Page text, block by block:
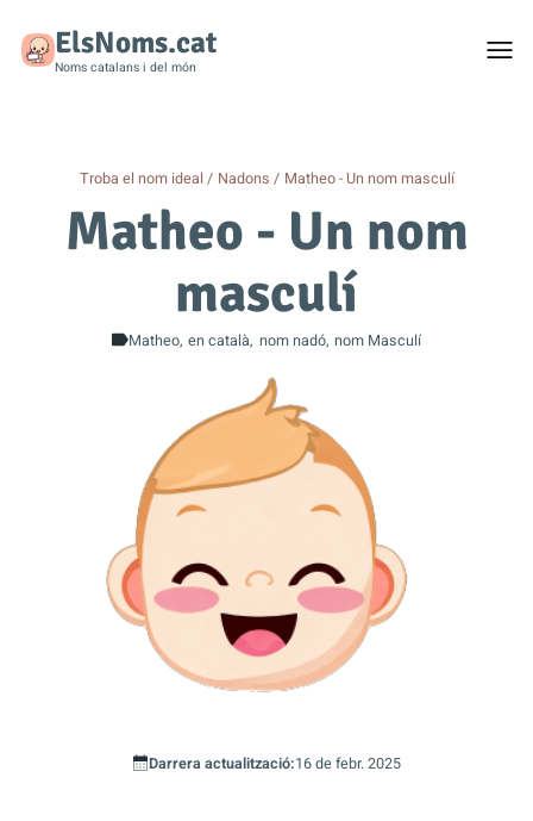
ElsNoms.cat
Noms catalans i del món
Troba el nom ideal Nadons Matheo - Un nom masculí
Matheo - Un nom
masculí
Matheo en català nom nadó nom Masculí
Darrera actualització:16 de febr. 2025